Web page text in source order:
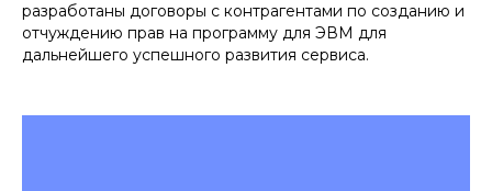
разработаны договоры с контрагентами по созданию и
отчуждению прав на программу для ЭВМ для
дальнейшего успешного развития сервиса.